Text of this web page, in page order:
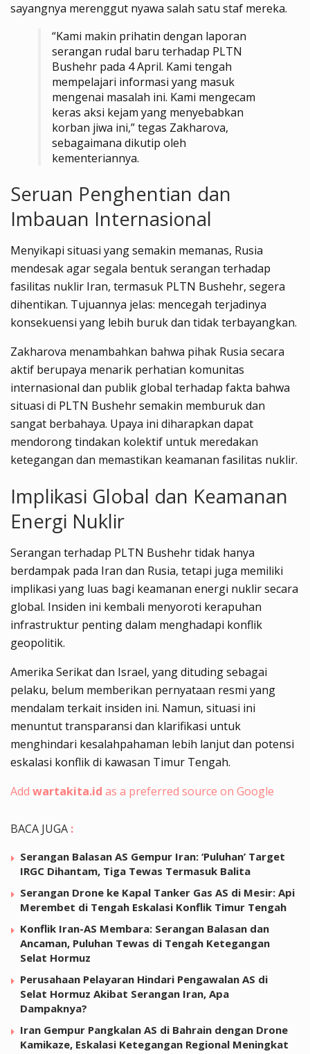
sayangnya merenggut nyawa salah satu staf mereka.
“Kami makin prihatin dengan laporan
serangan rudal baru terhadap PLTN
Bushehr pada 4 April. Kami tengah
mempelajari informasi yang masuk
mengenai masalah ini. Kami mengecam
keras aksi kejam yang menyebabkan
korban jiwa ini,” tegas Zakharova,
sebagaimana dikutip oleh
kementeriannya.
Seruan Penghentian dan
Imbauan Internasional
Menyikapi situasi yang semakin memanas, Rusia
mendesak agar segala bentuk serangan terhadap
fasilitas nuklir Iran, termasuk PLTN Bushehr, segera
dihentikan. Tujuannya jelas: mencegah terjadinya
konsekuensi yang lebih buruk dan tidak terbayangkan.
Zakharova menambahkan bahwa pihak Rusia secara
aktif berupaya menarik perhatian komunitas
internasional dan publik global terhadap fakta bahwa
situasi di PLTN Bushehr semakin memburuk dan
sangat berbahaya. Upaya ini diharapkan dapat
mendorong tindakan kolektif untuk meredakan
ketegangan dan memastikan keamanan fasilitas nuklir.
Implikasi Global dan Keamanan
Energi Nuklir
Serangan terhadap PLTN Bushehr tidak hanya
berdampak pada Iran dan Rusia, tetapi juga memiliki
implikasi yang luas bagi keamanan energi nuklir secara
global. Insiden ini kembali menyoroti kerapuhan
infrastruktur penting dalam menghadapi konflik
geopolitik.
Amerika Serikat dan Israel, yang dituding sebagai
pelaku, belum memberikan pernyataan resmi yang
mendalam terkait insiden ini. Namun, situasi ini
menuntut transparansi dan klarifikasi untuk
menghindari kesalahpahaman lebih lanjut dan potensi
eskalasi konflik di kawasan Timur Tengah.
Add wartakita.id as a preferred source on Google
BACA JUGA :
Serangan Balasan AS Gempur Iran: ‘Puluhan’ Target
IRGC Dihantam, Tiga Tewas Termasuk Balita
Serangan Drone ke Kapal Tanker Gas AS di Mesir: Api
Merembet di Tengah Eskalasi Konflik Timur Tengah
Konflik Iran-AS Membara: Serangan Balasan dan
Ancaman, Puluhan Tewas di Tengah Ketegangan
Selat Hormuz
Perusahaan Pelayaran Hindari Pengawalan AS di
Selat Hormuz Akibat Serangan Iran, Apa
Dampaknya?
Iran Gempur Pangkalan AS di Bahrain dengan Drone
Kamikaze, Eskalasi Ketegangan Regional Meningkat